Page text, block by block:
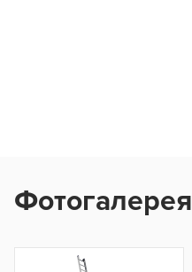
Фотогалерея